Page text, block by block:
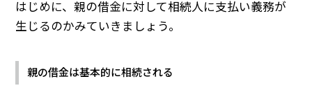
はじめに、親の借金に対して相続人に支払い義務が
生じるのかみていきましょう。
親の借金は基本的に相続される